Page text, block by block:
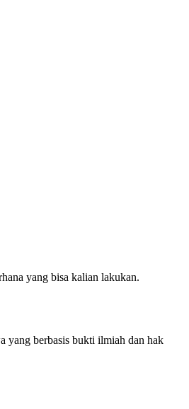
yang bisa kalian lakukan.
yang berbasis bukti ilmiah dan hak